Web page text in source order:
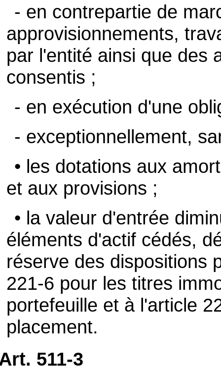
- en contrepartie de
approvisionnements,
par l'entité ainsi que des
consentis ;
- en exécution d'une
- exceptionnellement,
• les dotations aux
et aux provisions ;
• la valeur d'entrée
éléments d'actif cédés,
réserve des dispositions
221-6 pour les titres
portefeuille et à l'article
placement.
511-3